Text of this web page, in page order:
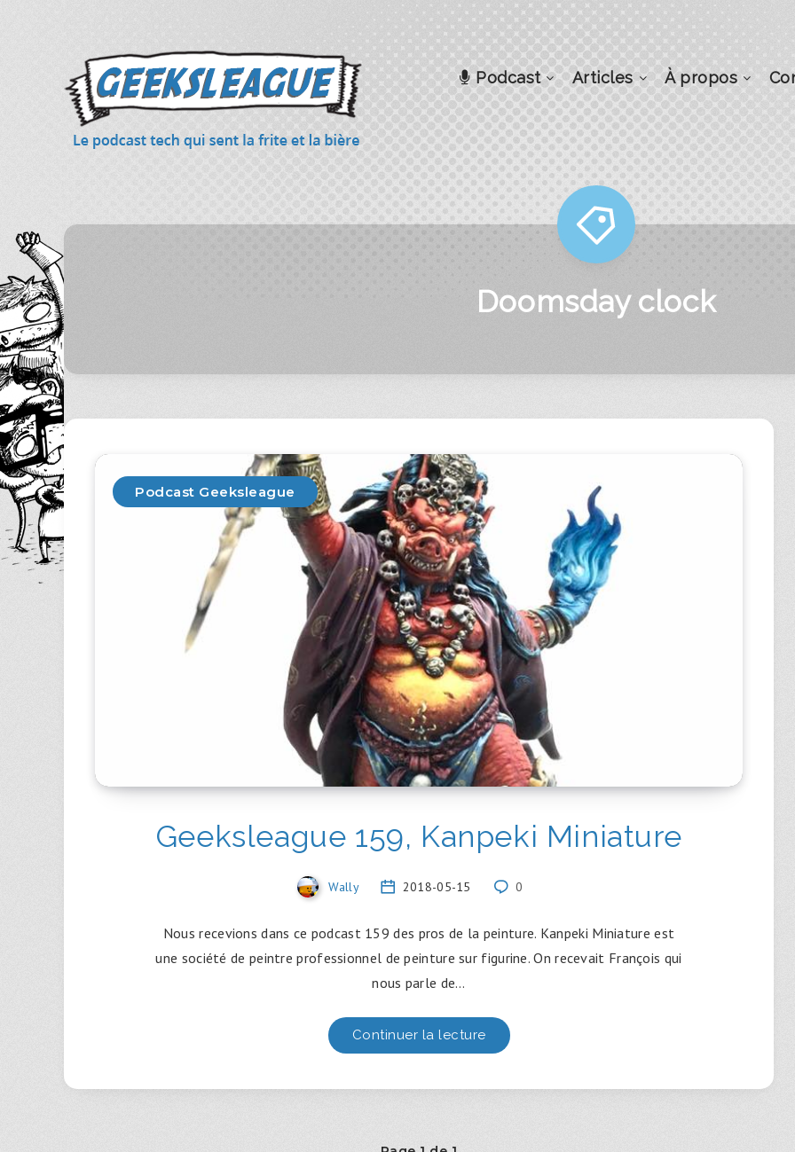
Podcast Articles À propos
Doomsday clock
Podcast Geeksleague
Geeksleague 159, Kanpeki Miniature
Wally 2018-05-15 0
Nous recevions dans ce podcast 159 des pros de la peinture. Kanpeki Miniature est
une société de peintre professionnel de peinture sur figurine. On recevait François qui
nous parle de…
Continuer la lecture